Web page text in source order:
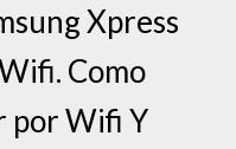
Xpress
Como
por Wifi Y